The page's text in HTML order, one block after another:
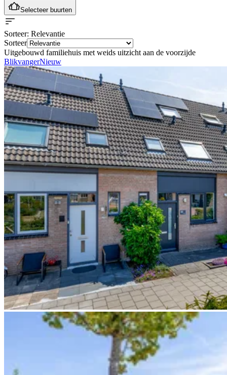
Selecteer buurten
Sorteer: Relevantie
Sorteer
Uitgebouwd familiehuis met weids uitzicht aan de voorzijde
BlikvangerNieuw